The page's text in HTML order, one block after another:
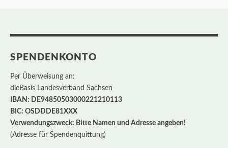
SPENDENKONTO
Per Überweisung an:
dieBasis Landesverband Sachsen
IBAN: DE94850503000221210113
BIC: OSDDDE81XXX
Verwendungszweck: Bitte Namen und Adresse angeben!
(Adresse für Spendenquittung)